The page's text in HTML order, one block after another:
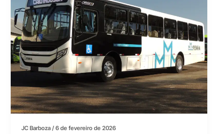
JC Barboza/6 de fevereiro de 2026